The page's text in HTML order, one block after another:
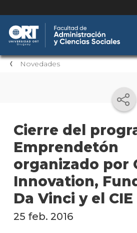
Novedades
Cierre del
Emprendetón
organizado por
Innovation,
Da Vinci y el CIE
25 feb. 2016